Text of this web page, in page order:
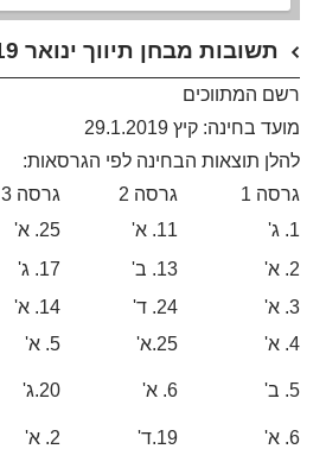
תשובות מבחן תיווך ינואר 2019
רשם המתווכים
מועד בחינה: קיץ29.1.2019
להלן תוצאות הבחינה לפי הגרסאות:
גרסה 1 גרסה 2 גרסה3
1. ג' 11. א' 25. א'
2. א' 13. ב' 17. ג'
3. א' 24. ד' 14. א'
4. א' 25.א' 5. א'
5. ב' 6. א' 20.ג'
6. א' 19.ד' 2. א'